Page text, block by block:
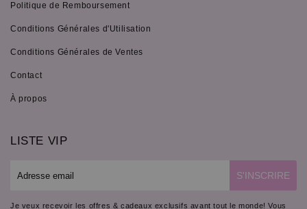
Politique de Remboursement
Conditions Générales d'Utilisation
Conditions Générales de Ventes
Contact
À propos
LISTE VIP
mail
S'INSCRIRE
Je veux recevoir les offres & cadeaux exclusifs avant tout le monde! Vous